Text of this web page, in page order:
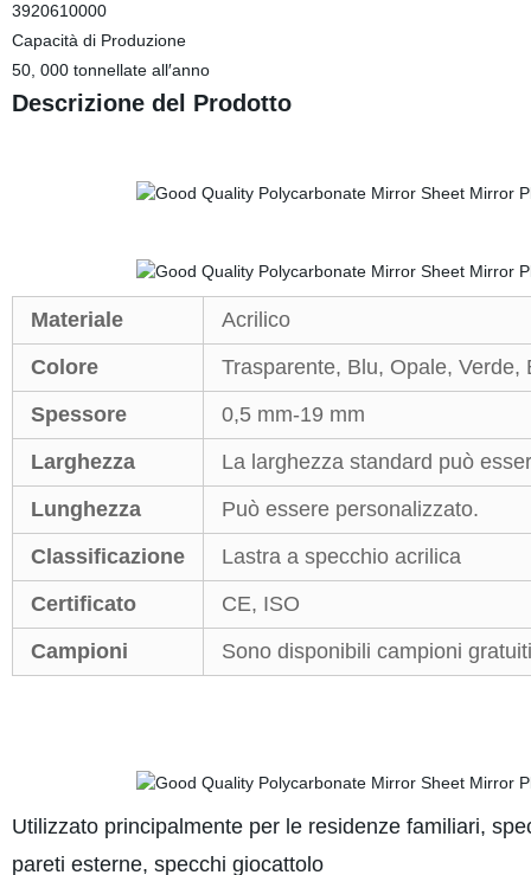
3920610000
Capacità di Produzione
50, 000 tonnellate all′anno
Descrizione del Prodotto
Materiale
Acrilico
Colore
Trasparente, Blu, Opale, Verde,
Spessore
0,5 mm-19 mm
Larghezza
La larghezza standard può
Lunghezza
Può essere personalizzato.
Classificazione
Lastra a specchio acrilica
Certificato
CE, ISO
Campioni
Sono disponibili campioni
Utilizzato principalmente per le residenze familiari,
pareti esterne, specchi giocattolo